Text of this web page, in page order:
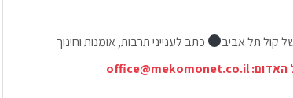
קול תל אביב
כתב לענייני תרבות, אומנות וחינוך
האדום:office@mekomonet.co.il